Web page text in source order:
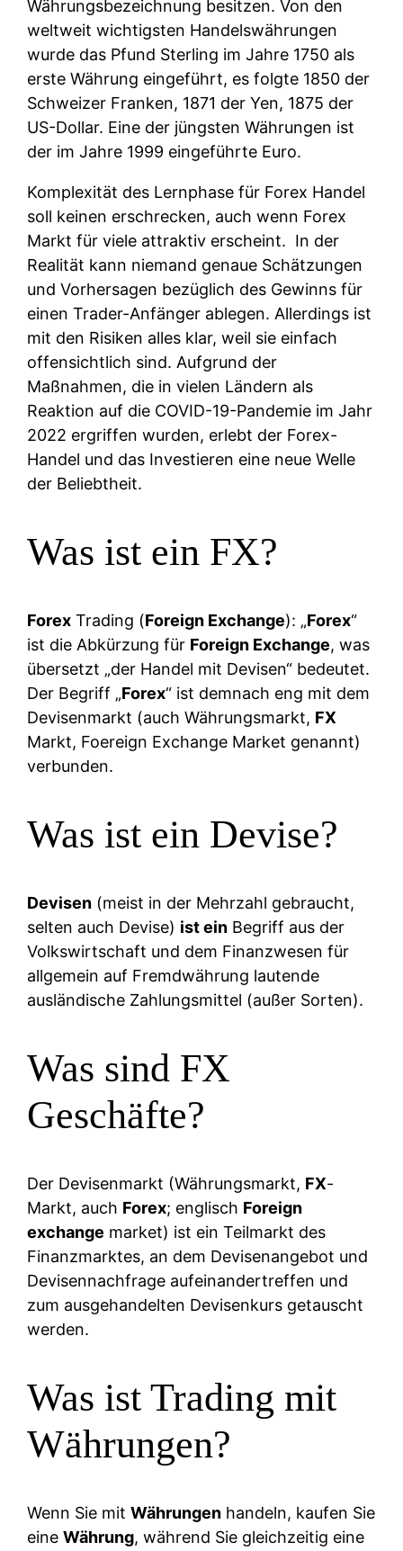
Währungsbezeichnung besitzen. Von den
weltweit wichtigsten Handelswährungen
wurde das Pfund Sterling im Jahre 1750 als
erste Währung eingeführt, es folgte 1850 der
Schweizer Franken, 1871 der Yen, 1875 der
US-Dollar. Eine der jüngsten Währungen ist
der im Jahre 1999 eingeführte Euro.
Komplexität des Lernphase für Forex Handel
soll keinen erschrecken, auch wenn Forex
Markt für viele attraktiv erscheint. In der
Realität kann niemand genaue Schätzungen
und Vorhersagen bezüglich des Gewinns für
einen Trader-Anfänger ablegen. Allerdings ist
mit den Risiken alles klar, weil sie einfach
offensichtlich sind. Aufgrund der
Maßnahmen, die in vielen Ländern als
Reaktion auf die COVID-19-Pandemie im Jahr
2022 ergriffen wurden, erlebt der Forex-
Handel und das Investieren eine neue Welle
der Beliebtheit.
Was ist ein FX?
Forex Trading (Foreign Exchange): „Forex“
ist die Abkürzung für Foreign Exchange, was
übersetzt „der Handel mit Devisen“ bedeutet.
Der Begriff „Forex“ ist demnach eng mit dem
Devisenmarkt (auch Währungsmarkt, FX
Markt, Foereign Exchange Market genannt)
verbunden.
Was ist ein Devise?
Devisen (meist in der Mehrzahl gebraucht,
selten auch Devise) ist ein Begriff aus der
Volkswirtschaft und dem Finanzwesen für
allgemein auf Fremdwährung lautende
ausländische Zahlungsmittel (außer Sorten).
Was sind FX
Geschäfte?
Der Devisenmarkt (Währungsmarkt, FX-
Markt, auch Forex; englisch Foreign
exchange market) ist ein Teilmarkt des
Finanzmarktes, an dem Devisenangebot und
Devisennachfrage aufeinandertreffen und
zum ausgehandelten Devisenkurs getauscht
werden.
Was ist Trading mit
Währungen?
Wenn Sie mitWährungen handeln, kaufen Sie
eineWährung, während Sie gleichzeitig eine